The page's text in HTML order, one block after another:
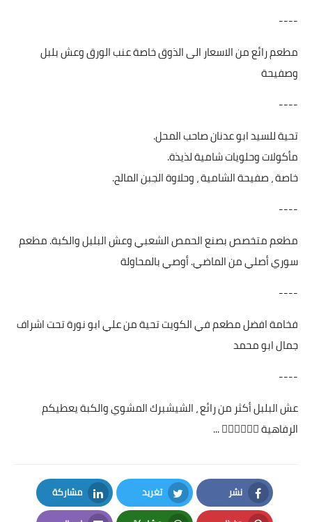
----
مطعم رائع من الاسعار الى الذوق خاصة عنب الورق وعش بلبل
وصفيحة
----
تحية للسيد ابو عدنان صاحب المحل.
مأكولات وحلويات شامية لذيذة.
خاصة ، صفيحة الشامية ، وحلاوة الجبن المالح.
----
مطعم متخصص بصنع الحمص الشعبي وعش البلبل والكبة. مطعم
سوري أصلي من الماضي. أوصي بالمحاولة
----
فخامة افضل مطعم في الكويت تحية من علي ابو نورة تحت اشراف
جمال ابو محمد
----
عش البلبل أكثر من رائع ، الشيشبرك المشوي والكبة يعطيكم
الرفاهية 👍🏻👍🏻👍🏻 ...
نشر
Facebook
تغريد
Twitter
مشاركة
LinkedIn